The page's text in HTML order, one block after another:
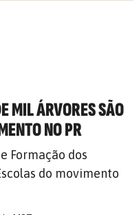
MIL ÁRVORES SÃO
NO PR
Formação dos
do movimento